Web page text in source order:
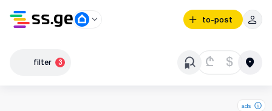
to-post
filter 3 ₾ $
ads